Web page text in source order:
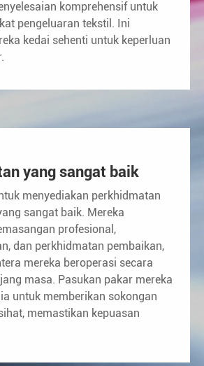
komprehensif untuk
pengeluaran tekstil. Ini
kedai sehenti untuk keperluan
yang sangat baik
menyediakan perkhidmatan
sangat baik. Mereka
profesional,
dan perkhidmatan pembaikan,
mereka beroperasi secara
masa. Pasukan pakar mereka
untuk memberikan sokongan
memastikan kepuasan